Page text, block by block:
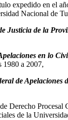
expedido en el
Nacional de
Justicia de la
en lo
1980 a 2007,
de Apelaciones
Derecho Procesal
de la